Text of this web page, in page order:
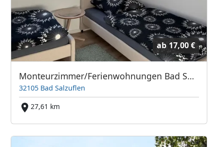
ab 17,00 €
Monteurzimmer/Ferienwohnungen Bad Salzuflen
32105 Bad Salzuflen
27,61 km